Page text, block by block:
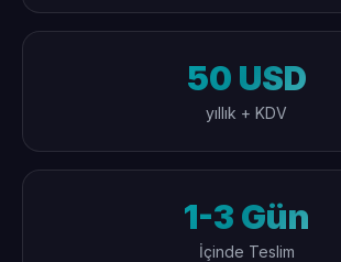
50 USD
yıllık + KDV
1-3 Gün
İçinde Teslim